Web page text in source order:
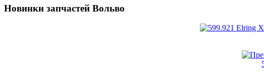
Новинки запчастей Вольво